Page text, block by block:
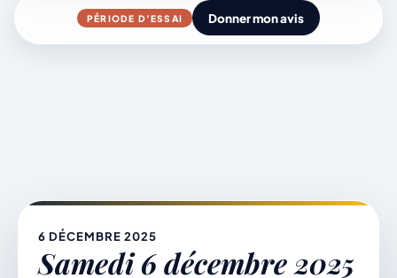
Agenda
Mairie & Vie municipale
PÉRIODE D’ESSAI Donner mon avis
6 DÉCEMBRE 2025
Samedi 6 décembre 2025